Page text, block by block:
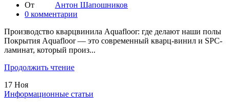
От
Антон Шапошников
0 комментарии
Производство кварцвинила Aquafloor: где делают наши полы
Покрытия Aquafloor — это современный кварц-винил и SPC-
ламинат, который произ...
Продолжить чтение
17 Ноя
Информационные статьи